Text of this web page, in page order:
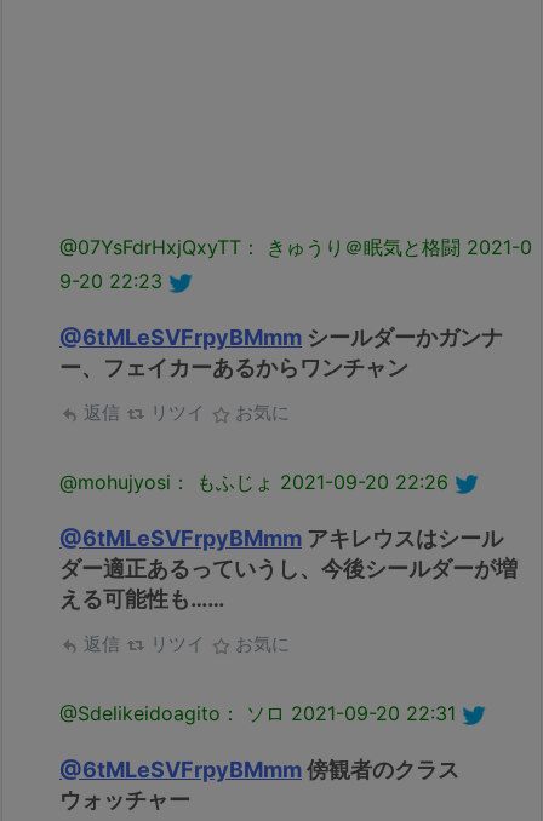
@07YsFdrHxjQxyTT： きゅうり＠眠気と格闘 2021-0
9-20 22:23
@6tMLeSVFrpyBMmm シールダーかガンナ
ー、フェイカーあるからワンチャン
返信 リツイ お気に
@mohujyosi： もふじょ 2021-09-20 22:26
@6tMLeSVFrpyBMmm アキレウスはシール
ダー適正あるっていうし、今後シールダーが増
える可能性も……
返信 リツイ お気に
@Sdelikeidoagito： ソロ 2021-09-20 22:31
@6tMLeSVFrpyBMmm傍観者のクラス
ウォッチャー